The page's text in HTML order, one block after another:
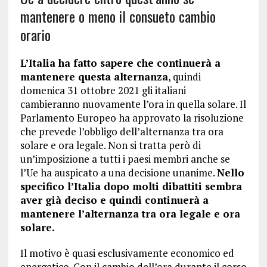
mantenere o meno il consueto cambio
orario
L’Italia ha fatto sapere che continuerà a
mantenere questa alternanza, quindi
domenica 31 ottobre 2021 gli italiani
cambieranno nuovamente l’ora in quella solare. Il
Parlamento Europeo ha approvato la risoluzione
che prevede l’obbligo dell’alternanza tra ora
solare e ora legale. Non si tratta però di
un’imposizione a tutti i paesi membri anche se
l’Ue ha auspicato a una decisione unanime.Nello
specifico l’Italia dopo molti dibattiti sembra
aver già deciso e quindi continuerà a
mantenere l’alternanza tra ora legale e ora
solare.
Il motivo è quasi esclusivamente economico ed